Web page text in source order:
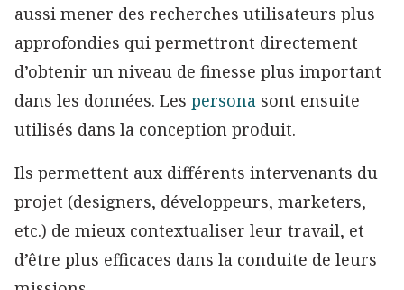
aussi mener des recherches utilisateurs plus
approfondies qui permettront directement
d’obtenir un niveau de finesse plus important
dans les données. Les persona sont ensuite
utilisés dans la conception produit.
Ils permettent aux différents intervenants du
projet (designers, développeurs, marketers,
etc.) de mieux contextualiser leur travail, et
d’être plus efficaces dans la conduite de leurs